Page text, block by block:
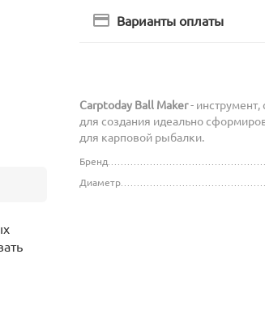
Варианты оплаты
Carptoday Ball Maker- инструмент,
для создания идеально
для карповой рыбалки.
Бренд
Диаметр